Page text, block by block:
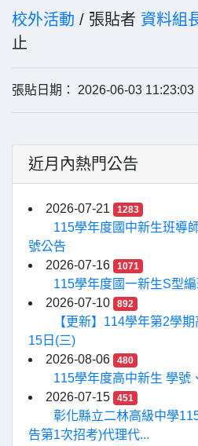
校外活動 / 張貼者 資料組
止
張貼日期： 2026-06-03
近月內熱門公告
2026-07-21 1283
115學年度國中新生班導
號公告
2026-07-16
1071
115學年度國一新生S型
2026-07-10
892
【更新】114學年第2學
15日(三)
2026-08-06
480
115學年度高中新生 學號
2026-07-15
451
彰化縣立二林高級中學
告第1次招考)代理代...